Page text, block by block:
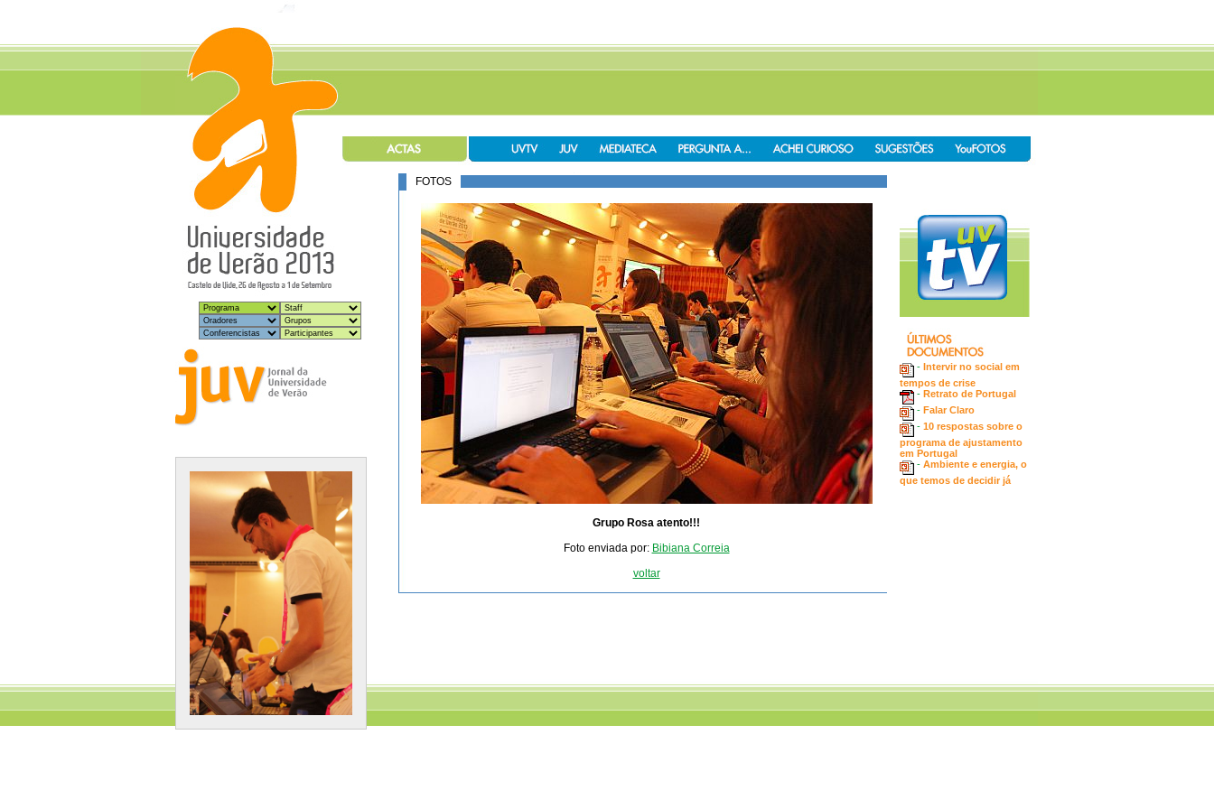
FOTOS
Grupo Rosa atento!!!
Foto enviada por: Bibiana Correia
voltar
- Intervir no social em
tempos de crise
- Retrato de Portugal
- Falar Claro
- 10 respostas sobre o
programa de ajustamento
em Portugal
- Ambiente e energia, o
que temos de decidir já